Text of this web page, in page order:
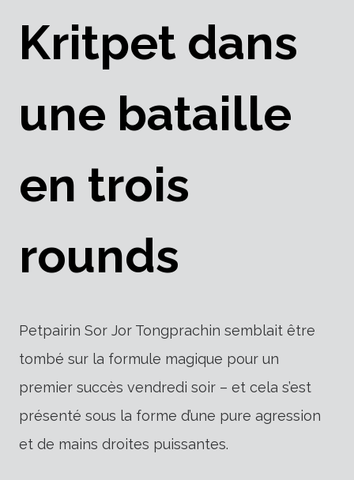
Kritpet dans
une bataille
en trois
rounds
Petpairin Sor Jor Tongprachin semblait être
tombé sur la formule magique pour un
premier succès vendredi soir – et cela s’est
présenté sous la forme d’une pure agression
et de mains droites puissantes.